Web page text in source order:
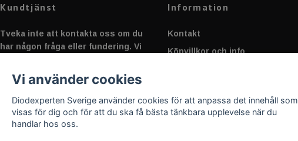
Kundtjänst
Tveka inte att kontakta oss om du
har någon fråga eller fundering. Vi
Information
Kontakt
Köpvillkor och info
Applicering av Dekal
Vi använder cookies
Diodexperten Sverige använder cookies för att anpassa det innehåll som
visas för dig och för att du ska få bästa tänkbara upplevelse när du
handlar hos oss.